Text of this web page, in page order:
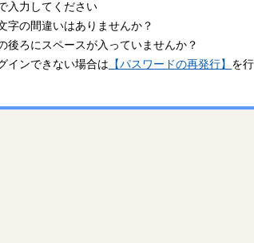
入力してください
字の間違いはありませんか？
後ろにスペースが入っていませんか？
インできない場合は 【パスワードの再発行】 を